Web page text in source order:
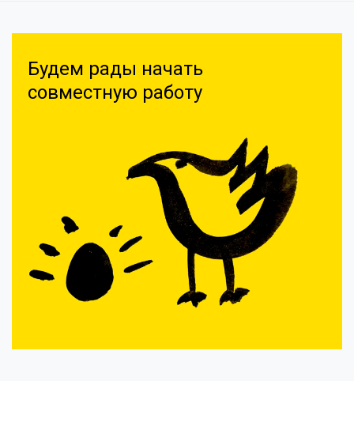
Будем рады начать
совместную работу